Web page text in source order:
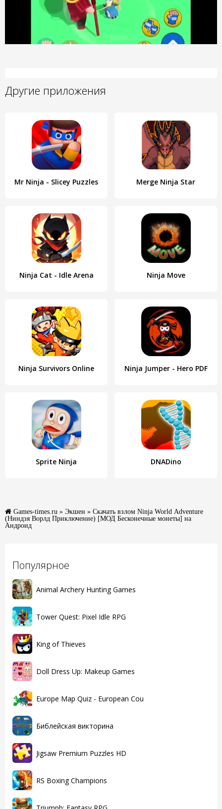
Популярное
Animal Archery Hunting Games
Tower Quest: Pixel Idle RPG
King of Thieves
Doll Dress Up: Makeup Games
Europe Map Quiz - European Cou
Библейская викторина
Jigsaw Premium Puzzles HD
RS Boxing Champions
Другие приложения
Mr Ninja - Slicey Puzzles Merge Ninja Star
Ninja Cat - Idle Arena Ninja Move
Ninja Survivors Online Ninja Jumper - Hero PDF
Sprite Ninja DNADino
Games-times.ru » Экшен » Скачать взлом Ninja World Adventure
(Ниндзя Ворлд Приключение) [МОД Бесконечные монеты] на
Андроид